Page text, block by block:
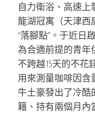
自力衛浴、高速
龍湖冠寓（天津西
“落腳點”。于近日
為合適前提的青年
不跨越15天的不花
用來測量咖啡因含
牛土豪發出了冷酷
籍、持有兩個月內